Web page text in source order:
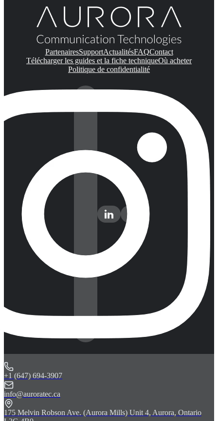
PartenairesSupportActualitésFAQContact
Télécharger les guides et la fiche techniqueOù acheter
Politique de confidentialité
+1 (647) 694-3907
info@auroratec.ca
175 Melvin Robson Ave. (Aurora Mills) Unit 4, Aurora, Ontario